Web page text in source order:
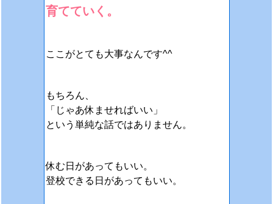
育てていく。
ここがとても大事なんです^^
もちろん、
「じゃあ休ませればいい」
という単純な話ではありません。
休む日があってもいい。
登校できる日があってもいい。